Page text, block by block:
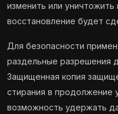
изменить или уничтожить
восстановление будет
Для безопасности
раздельные разрешения
Защищенная копия
стирания в продолжение
возможность удержать